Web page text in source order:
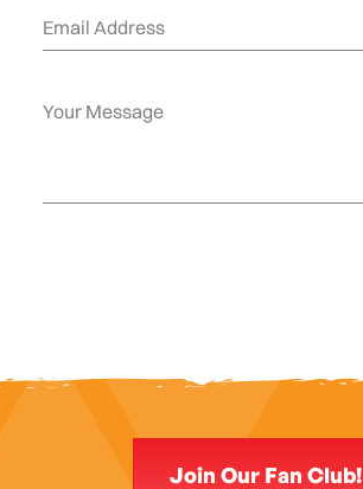
Join Our Fan Club!